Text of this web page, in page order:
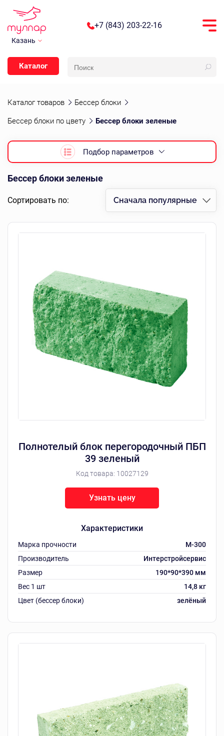
Казань
+7 (843) 203-22-16
Каталог
Каталог товаров Бессер блоки
Бессер блоки по цвету Бессер блоки зеленые
Подбор параметров
Бессер блоки зеленые
Сортировать по: Сначала популярные
Полнотелый блок перегородочный ПБП
39 зеленый
Код товара: 10027129
Характеристики
Марка прочности
М-300
Производитель
Интерстройсервис
Размер
190*90*390 мм
Вес 1 шт
14,8 кг
Цвет (бессер блоки)
зелёный
Узнать цену